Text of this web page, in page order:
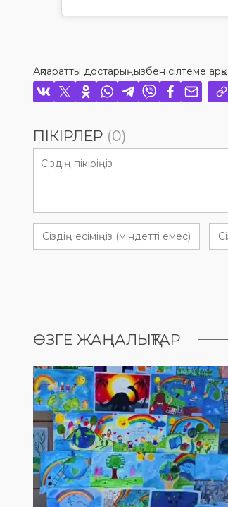
Ақпаратты достарыңызбен сілтеме
ПІКІРЛЕР (0)
ӨЗГЕ ЖАҢАЛЫҚТАР